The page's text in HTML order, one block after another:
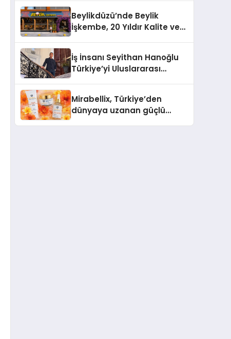
Beylikdüzü’nde Beylik
İşkembe, 20 Yıldır Kalite ve
İş İnsanı Seyithan Hanoğlu
Türkiye’yi Uluslararası
Mirabellix, Türkiye’den
dünyaya uzanan güçlü